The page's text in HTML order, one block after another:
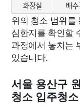
화장실
배
위의 청소 범위를
심한지를 확인할
과정에서 놓치는
있습니다.
서울 용산구
청소 입주청